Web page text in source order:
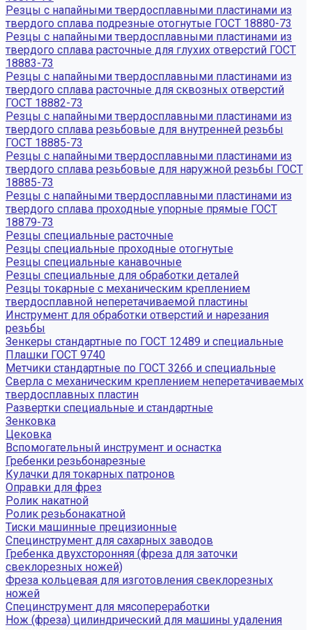
Резцы с напайными твердосплавными пластинами из
твердого сплава подрезные отогнутые ГОСТ 18880-73
Резцы с напайными твердосплавными пластинами из
твердого сплава расточные для глухих отверстий ГОСТ
18883-73
Резцы с напайными твердосплавными пластинами из
твердого сплава расточные для сквозных отверстий
ГОСТ 18882-73
Резцы с напайными твердосплавными пластинами из
твердого сплава резьбовые для внутренней резьбы
ГОСТ 18885-73
Резцы с напайными твердосплавными пластинами из
твердого сплава резьбовые для наружной резьбы ГОСТ
18885-73
Резцы с напайными твердосплавными пластинами из
твердого сплава проходные упорные прямые ГОСТ
18879-73
Резцы специальные расточные
Резцы специальные проходные отогнутые
Резцы специальные канавочные
Резцы специальные для обработки деталей
Резцы токарные с механическим креплением
твердосплавной неперетачиваемой пластины
Инструмент для обработки отверстий и нарезания
резьбы
Зенкеры стандартные по ГОСТ 12489 и специальные
Плашки ГОСТ 9740
Метчики стандартные по ГОСТ 3266 и специальные
Сверла с механическим креплением неперетачиваемых
твердосплавных пластин
Развертки специальные и стандартные
Зенковка
Цековка
Вспомогательный инструмент и оснастка
Гребенки резьбонарезные
Кулачки для токарных патронов
Оправки для фрез
Ролик накатной
Ролик резьбонакатной
Тиски машинные прецизионные
Специнструмент для сахарных заводов
Гребенка двухсторонняя (фреза для заточки
свеклорезных ножей)
Фреза кольцевая для изготовления свеклорезных
ножей
Специнструмент для мясопереработки
Нож (фреза) цилиндрический для машины удаления